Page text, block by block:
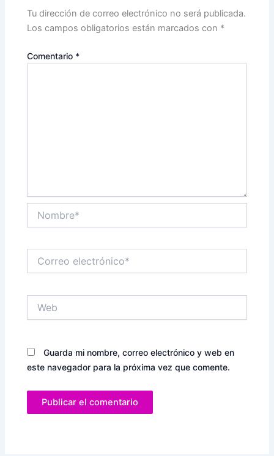
Tu dirección de correo electrónico no será publicada.
Los campos obligatorios están marcados con *
Comentario *
electrónico*
Guarda mi nombre, correo electrónico y web en
este navegador para la próxima vez que comente.